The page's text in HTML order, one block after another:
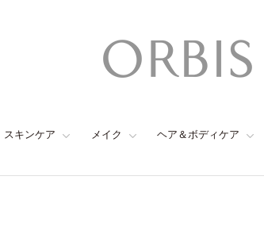
スキンケア メイク ヘア＆ボディケア